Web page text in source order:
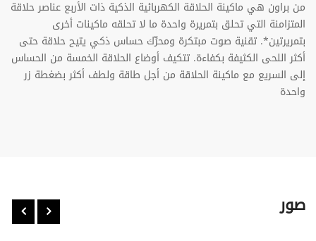
من براون هي ماكينة الحلاقة الكهربائية الذكية ذات الأربع عناصر حلاقة
المتزامنة التي تحلق بتمريرة واحدة ما لا تحلقه ماكينات أخرى
بتمريرتين*. تقنية صوت مبتكرة ومحرِّك حساس ذكي يتيح حلاقة حتى
أكثر اللحى الكثيفة بكفاءة. تتكيف أوضاع الحلاقة الخمسة من الحساس
إلى السريع مع ماكينة الحلاقة من أجل طاقة ولطف أكثر بضغطة زر
واحدة
صور